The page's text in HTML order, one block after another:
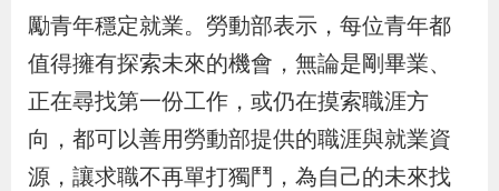
勵青年穩定就業。勞動部表示，每位青年都
值得擁有探索未來的機會，無論是剛畢業、
正在尋找第一份工作，或仍在摸索職涯方
向，都可以善用勞動部提供的職涯與就業資
源，讓求職不再單打獨鬥，為自己的未來找